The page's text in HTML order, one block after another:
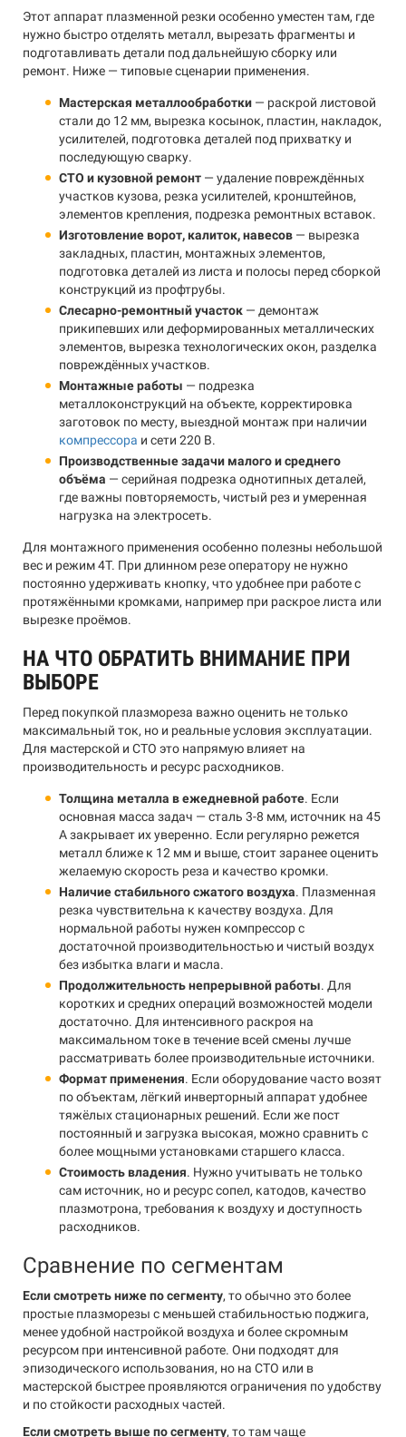
Этот аппарат плазменной резки особенно уместен там, где
нужно быстро отделять металл, вырезать фрагменты и
подготавливать детали под дальнейшую сборку или
ремонт. Ниже — типовые сценарии применения.
Мастерская металлообработки — раскрой листовой
стали до 12 мм, вырезка косынок, пластин, накладок,
усилителей, подготовка деталей под прихватку и
последующую сварку.
СТО и кузовной ремонт — удаление повреждённых
участков кузова, резка усилителей, кронштейнов,
элементов крепления, подрезка ремонтных вставок.
Изготовление ворот, калиток, навесов — вырезка
закладных, пластин, монтажных элементов,
подготовка деталей из листа и полосы перед сборкой
конструкций из профтрубы.
Слесарно-ремонтный участок — демонтаж
прикипевших или деформированных металлических
элементов, вырезка технологических окон, разделка
повреждённых участков.
Монтажные работы — подрезка
металлоконструкций на объекте, корректировка
заготовок по месту, выездной монтаж при наличии
компрессора и сети 220 В.
Производственные задачи малого и среднего
объёма — серийная подрезка однотипных деталей,
где важны повторяемость, чистый рез и умеренная
нагрузка на электросеть.
Для монтажного применения особенно полезны небольшой
вес и режим 4T. При длинном резе оператору не нужно
постоянно удерживать кнопку, что удобнее при работе с
протяжёнными кромками, например при раскрое листа или
вырезке проёмов.
НА ЧТО ОБРАТИТЬ ВНИМАНИЕ ПРИ
ВЫБОРЕ
Перед покупкой плазмореза важно оценить не только
максимальный ток, но и реальные условия эксплуатации.
Для мастерской и СТО это напрямую влияет на
производительность и ресурс расходников.
Толщина металла в ежедневной работе. Если
основная масса задач — сталь 3-8 мм, источник на 45
А закрывает их уверенно. Если регулярно режется
металл ближе к 12 мм и выше, стоит заранее оценить
желаемую скорость реза и качество кромки.
Наличие стабильного сжатого воздуха. Плазменная
резка чувствительна к качеству воздуха. Для
нормальной работы нужен компрессор с
достаточной производительностью и чистый воздух
без избытка влаги и масла.
Продолжительность непрерывной работы. Для
коротких и средних операций возможностей модели
достаточно. Для интенсивного раскроя на
максимальном токе в течение всей смены лучше
рассматривать более производительные источники.
Формат применения. Если оборудование часто возят
по объектам, лёгкий инверторный аппарат удобнее
тяжёлых стационарных решений. Если же пост
постоянный и загрузка высокая, можно сравнить с
более мощными установками старшего класса.
Стоимость владения. Нужно учитывать не только
сам источник, но и ресурс сопел, катодов, качество
плазмотрона, требования к воздуху и доступность
расходников.
Сравнение по сегментам
Если смотреть ниже по сегменту, то обычно это более
простые плазморезы с меньшей стабильностью поджига,
менее удобной настройкой воздуха и более скромным
ресурсом при интенсивной работе. Они подходят для
эпизодического использования, но на СТО или в
мастерской быстрее проявляются ограничения по удобству
и по стойкости расходных частей.
Если смотреть выше по сегменту, то там чаще